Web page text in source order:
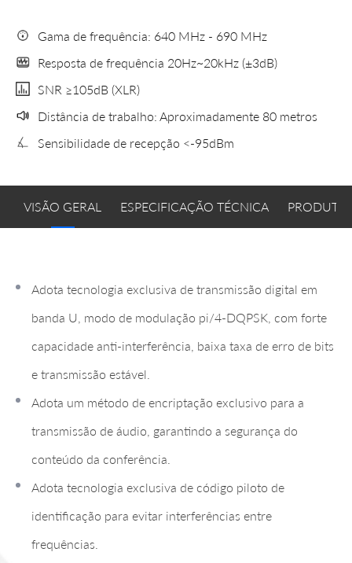
Gama de frequência: 640 MHz - 690 MHz
Resposta de frequência 20Hz~20kHz (±3dB)
SNR ≥105dB (XLR)
Distância de trabalho: Aproximadamente 80 metros
Sensibilidade de recepção <-95dBm
VISÃO GERAL ESPECIFICAÇÃO TÉCNICA
Adota tecnologia exclusiva de transmissão digital em
banda U, modo de modulação pi/4-DQPSK, com forte
capacidade anti-interferência, baixa taxa de erro de bits
e transmissão estável.
Adota um método de encriptação exclusivo para a
transmissão de áudio, garantindo a segurança do
conteúdo da conferência.
Adota tecnologia exclusiva de código piloto de
identificação para evitar interferências entre
frequências.